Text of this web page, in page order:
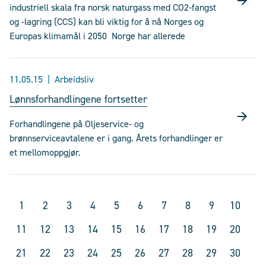
industriell skala fra norsk naturgass med CO2-fangst
og -lagring (CCS) kan bli viktig for å nå Norges og
Europas klimamål i 2050 Norge har allerede
11.05.15 Arbeidsliv
Lønnsforhandlingene fortsetter
Forhandlingene på Oljeservice- og
brønnserviceavtalene er i gang. Årets forhandlinger er
et mellomoppgjør.
1 2 3 4 5 6 7 8 9
10
11
12 13 14 15 16 17 18 19
20
21
22 23 24 25 26 27 28 29
30